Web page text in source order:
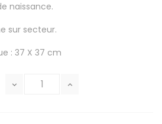
naissance.
sur secteur.
: 37 X 37 cm